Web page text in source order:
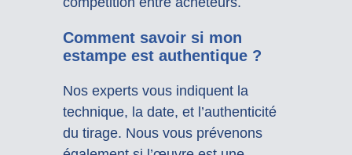
Comment savoir si mon
estampe est authentique ?
Nos experts vous indiquent la
technique, la date, et l’authenticité
du tirage. Nous vous prévenons